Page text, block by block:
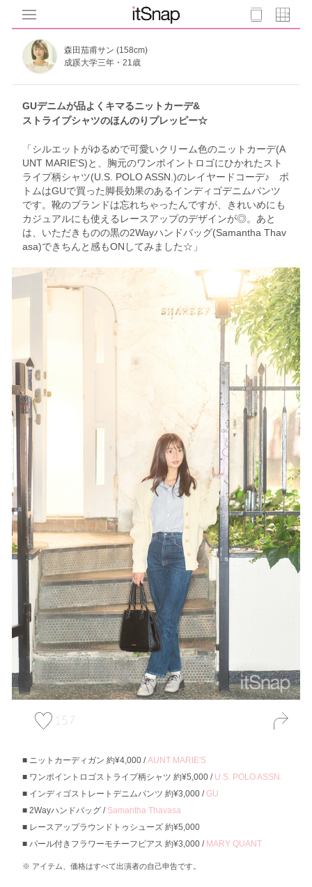
森田茄甫サン (158cm)
成蹊大学三年・21歳
GUデニムが品よくキマるニットカーデ&
ストライプシャツのほんのりプレッピー☆
「シルエットがゆるめで可愛いクリーム色のニットカーデ(A
UNT MARIE'S)と、胸元のワンポイントロゴにひかれたスト
ライプ柄シャツ(U.S. POLO ASSN.)のレイヤードコーデ♪ ボ
トムはGUで買った脚長効果のあるインディゴデニムパンツ
です。靴のブランドは忘れちゃったんですが、きれいめにも
カジュアルにも使えるレースアップのデザインが◎。あと
は、いただきものの黒の2Wayハンドバッグ(Samantha Thav
asa)できちんと感もONしてみました☆」
157
ニットカーディガン 約¥4,000 /AUNT MARIE'S
ワンポイントロゴストライプ柄シャツ 約¥5,000 / U.S. POLO ASSN.
インディゴストレートデニムパンツ 約¥3,000 /GU
2Wayハンドバッグ / Samantha Thavasa
レースアップラウンドトゥシューズ 約¥5,000
パール付きフラワーモチーフピアス 約¥3,000 / MARY QUANT
アイテム、価格はすべて出演者の自己申告です。